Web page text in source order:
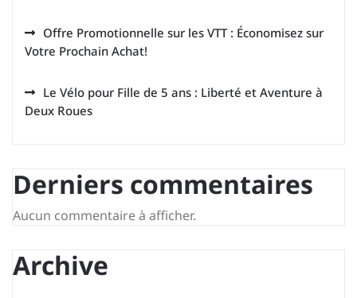
Offre Promotionnelle sur les VTT : Économisez sur
Votre Prochain Achat!
Le Vélo pour Fille de 5 ans : Liberté et Aventure à
Deux Roues
Derniers commentaires
Aucun commentaire à afficher.
Archive